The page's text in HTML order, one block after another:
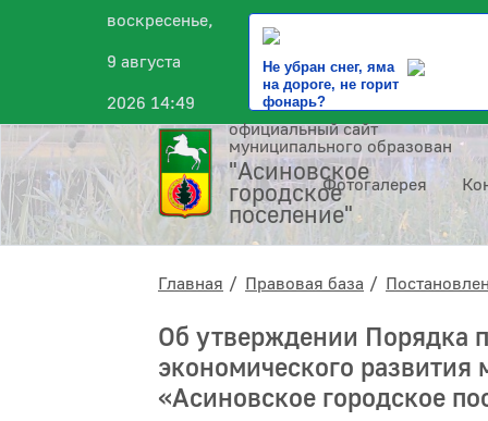
воскресенье,
9 августа
2026 14:49
Не убран снег, яма
на дороге, не горит
фонарь?
официальный сайт
муниципального образования
"Асиновское
городское
поселение"
Фотогалерея
Главная Правовая база
Об утверждении Порядка
экономического
«Асиновское городское